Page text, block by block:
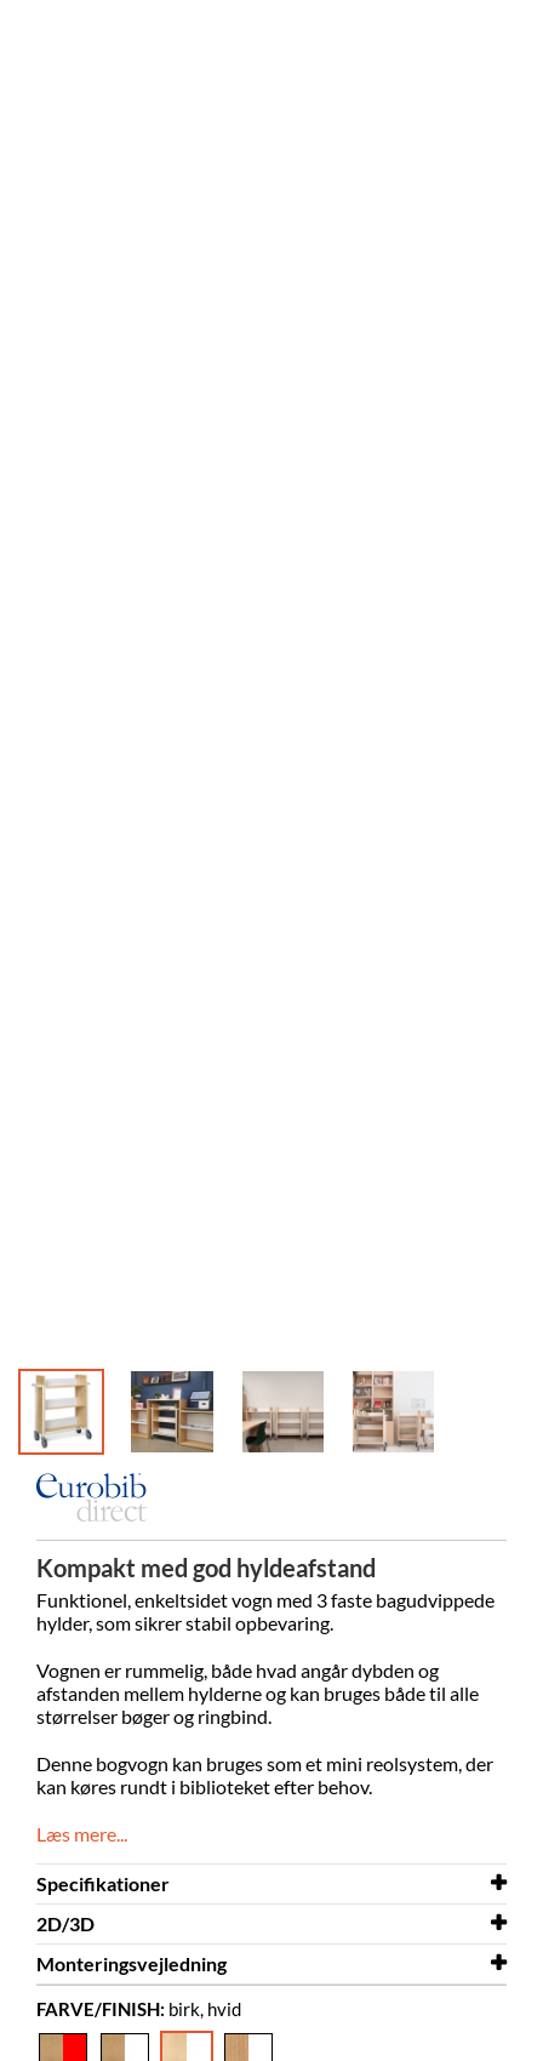
Kompakt med god hyldeafstand
Funktionel, enkeltsidet vogn med 3 faste bagudvippede
hylder, som sikrer stabil opbevaring.
Vognen er rummelig, både hvad angår dybden og
afstanden mellem hylderne og kan bruges både til alle
størrelser bøger og ringbind.
Denne bogvogn kan bruges som et mini reolsystem, der
kan køres rundt i biblioteket efter behov.
Læs mere...
Specifikationer
Bredde
Dybde
350 mm
Højde
1090 mm
2D/3D
2D/3D Öland.dwg
Monteringsvejledning
Monteringsvejledning
FARVE/FINISH: birk, hvid